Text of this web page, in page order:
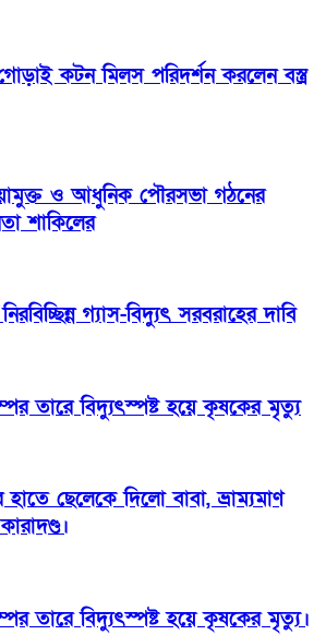
কটন মিলস পরিদর্শন করলেন বস্ত্র
ও আধুনিক পৌরসভা গঠনের
শাকিলের
গ্যাস-বিদ্যুৎ সরবরাহের দাবি
তারে বিদ্যুৎস্পষ্ট হয়ে কৃষকের মৃত্যু
ছেলেকে দিলো বাবা, ভ্রাম্যমাণ
তারে বিদ্যুৎস্পষ্ট হয়ে কৃষকের মৃত্যু।